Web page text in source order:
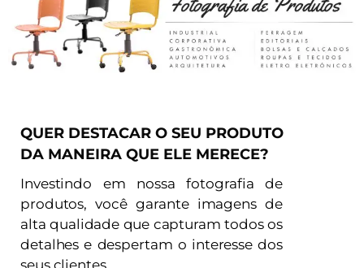
QUER DESTACAR O SEU PRODUTO
DA MANEIRA QUE ELE MERECE?
Investindo em nossa fotografia de
produtos, você garante imagens de
alta qualidade que capturam todos os
detalhes e despertam o interesse dos